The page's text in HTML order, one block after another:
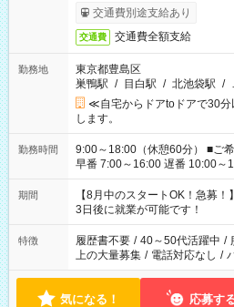
交通費別途支給あり
交通費 交通費全額支給
勤務地
東京都豊島区
巣鴨駅 / 目白駅 / 北池袋駅 /
≪自宅からドアtoドアで30
します。
勤務時間
9:00～18:00（休憩60分） ■ご希望があれば下記シフトもOK！
早番 7:00～16:00 遅番 10:00～
と休みを合わせたい」 「余裕
「できれば残業はしたくない
ね。 ※Wワーク希望の方へ 今ご覧のお仕事で希望する勤務時間
と、もう1つのお仕事の勤務時
合は応募できません。
期間
【8月中のスタートOK！急募
3日後に就業が可能です！
特徴 履歴書不要 / 40～50代活躍中 /
上の大量募集 / 電話対応なし /
気になる！ 応募す